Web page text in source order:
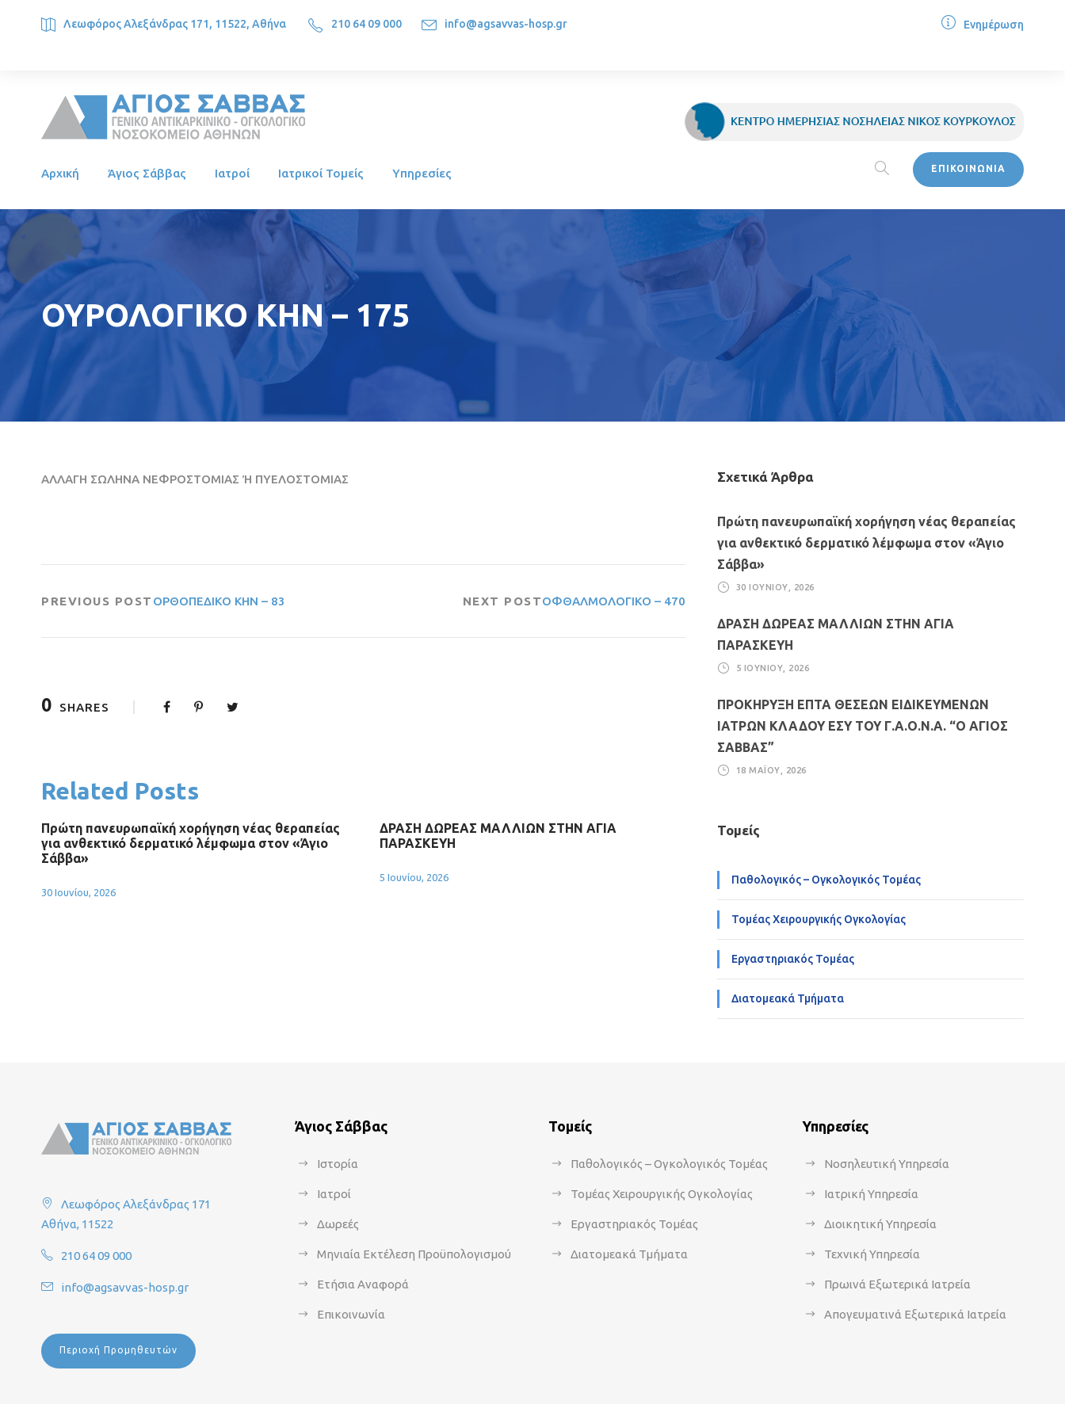
Λεωφόρος Αλεξάνδρας 171, 11522, Αθήνα 210 64 09 000 info@agsavvas-hosp.gr Ενημέρωση
Αρχική Άγιος Σάββας Ιατροί Ιατρικοί Τομείς Υπηρεσίες ΕΠΙΚΟΙΝΩΝΙΑ
ΟΥΡΟΛΟΓΙΚΟ ΚΗΝ – 175
ΑΛΛΑΓΗ ΣΩΛΗΝΑ ΝΕΦΡΟΣΤΟΜΙΑΣ Ή ΠΥΕΛΟΣΤΟΜΙΑΣ
PREVIOUS POST ΟΡΘΟΠΕΔΙΚΟ ΚΗΝ – 83 NEXT POSTΟΦΘΑΛΜΟΛΟΓΙΚΟ – 470
0 SHARES
Related Posts
Πρώτη πανευρωπαϊκή χορήγηση νέας θεραπείας
για ανθεκτικό δερματικό λέμφωμα στον «Άγιο
Σάββα»
30 Ιουνίου, 2026
ΔΡΑΣΗ ΔΩΡΕΑΣ ΜΑΛΛΙΩΝ ΣΤΗΝ ΑΓΙΑ
ΠΑΡΑΣΚΕΥΗ
5 Ιουνίου, 2026
Σχετικά Άρθρα
Πρώτη πανευρωπαϊκή χορήγηση νέας θεραπείας
για ανθεκτικό δερματικό λέμφωμα στον «Άγιο
Σάββα»
30 ΙΟΥΝΊΟΥ, 2026
ΔΡΑΣΗ ΔΩΡΕΑΣ ΜΑΛΛΙΩΝ ΣΤΗΝ ΑΓΙΑ
ΠΑΡΑΣΚΕΥΗ
5 ΙΟΥΝΊΟΥ, 2026
ΠΡΟΚΗΡΥΞΗ ΕΠΤΑ ΘΕΣΕΩΝ ΕΙΔΙΚΕΥΜΕΝΩΝ
ΙΑΤΡΩΝ ΚΛΑΔΟΥ ΕΣΥ ΤΟΥ Γ.Α.Ο.Ν.Α. “Ο ΑΓΙΟΣ
ΣΑΒΒΑΣ”
18 ΜΑΪ́ΟΥ, 2026
Τομείς
Παθολογικός – Ογκολογικός Τομέας
Τομέας Χειρουργικής Ογκολογίας
Εργαστηριακός Τομέας
Διατομεακά Τμήματα
Λεωφόρος Αλεξάνδρας 171
Αθήνα, 11522
210 64 09 000
info@agsavvas-hosp.gr
Περιοχή Προμηθευτών
Άγιος Σάββας
Ιστορία
Ιατροί
Δωρεές
Μηνιαία Εκτέλεση Προϋπολογισμού
Ετήσια Αναφορά
Επικοινωνία
Τομείς
Παθολογικός – Ογκολογικός Τομέας
Τομέας Χειρουργικής Ογκολογίας
Εργαστηριακός Τομέας
Διατομεακά Τμήματα
Υπηρεσίες
Νοσηλευτική Υπηρεσία
Ιατρική Υπηρεσία
Διοικητική Υπηρεσία
Τεχνική Υπηρεσία
Πρωινά Εξωτερικά Ιατρεία
Απογευματινά Εξωτερικά Ιατρεία